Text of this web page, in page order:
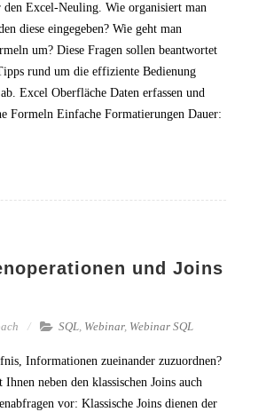
Excel-Neuling. Wie organisiert man
diese eingegeben? Wie geht man
um? Diese Fragen sollen beantwortet
rund um die effiziente Bedienung
Excel Oberfläche Daten erfassen und
Formeln Einfache Formatierungen Dauer:
und Joins
SQL, Webinar, Webinar SQL
Informationen zueinander zuzuordnen?
neben den klassischen Joins auch
vor: Klassische Joins dienen der